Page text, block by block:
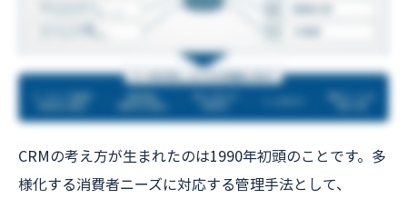
CRMの考え方が生まれたのは1990年初頭のことです。多
様化する消費者ニーズに対応する管理手法として、